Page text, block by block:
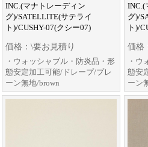
INC.(マナトレーディン
グ)/SATELLITE(サテライ
ト)/CUSHY-07(クシー07)
価格：\要お見積り
・ウォッシャブル・防炎品・形
態安定加工可能/ドレープ/プレ
ーン無地/brown
INC.(
グ)/
ト)/
価格
・ウ
態安
ーン